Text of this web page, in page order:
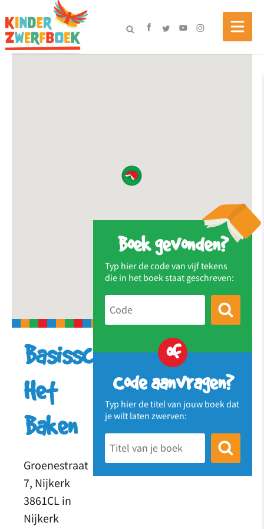
Boek gevonden?
Typ hier de code van vijf tekens
die in het boek staat geschreven:
of
Code aanvragen?
Typ hier de titel van jouw boek dat
je wilt laten zwerven:
Basisschool
Het
Baken
Groenestraat
7, Nijkerk
3861CL in
Nijkerk